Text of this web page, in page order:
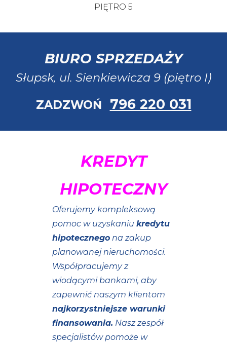
PIĘTRO 5
BIURO SPRZEDAŻY
Słupsk, ul. Sienkiewicza 9 (piętro I)
ZADZWOŃ
796 220 031
KREDYT
HIPOTECZNY
Oferujemy kompleksową
pomoc w uzyskaniu kredytu
hipotecznegona zakup
planowanej nieruchomości.
Współpracujemy z
wiodącymi bankami, aby
zapewnić naszym klientom
najkorzystniejsze warunki
finansowania. Nasz zespół
specjalistów pomoże w